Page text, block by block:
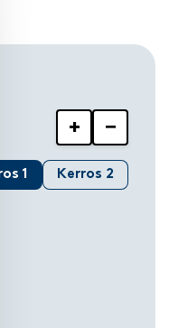
+ −
1 Kerros 2